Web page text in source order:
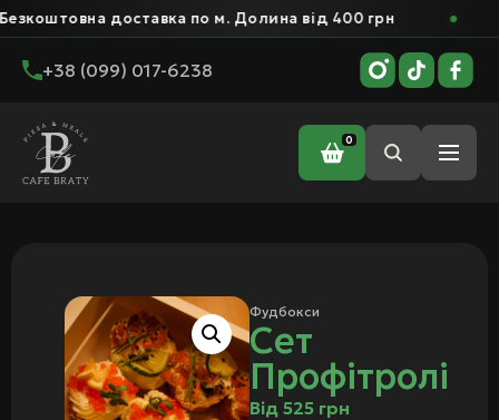
доставка по м. Долина від 400 грн
+38 (099) 017-6238
0
Головна /
Фудбокси
Сет
Профітролі
Від 525 грн